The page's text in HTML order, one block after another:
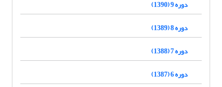
دوره 9 (1390)
دوره 8 (1389)
دوره 7 (1388)
دوره 6 (1387)